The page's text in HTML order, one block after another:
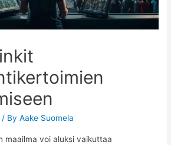
/ ByAake Suomela
maailma voi aluksi vaikuttaa